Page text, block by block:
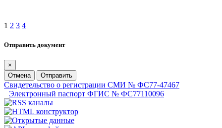
1 2 3 4
Отправить документ
×
Отмена
Отправить
Свидетельство о регистрации СМИ № ФС77-47467
Электронный паспорт ФГИС № ФС77110096